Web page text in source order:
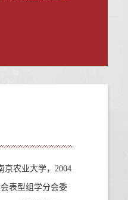
京农业大学， 2004
表型组学分会委